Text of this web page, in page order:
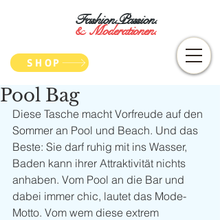
Fashion.Passion.
&Moderationen.
SHOP
Pool Bag
Diese Tasche macht Vorfreude auf den
Sommer an Pool und Beach. Und das
Beste: Sie darf ruhig mit ins Wasser,
Baden kann ihrer Attraktivität nichts
anhaben. Vom Pool an die Bar und
dabei immer chic, lautet das Mode-
Motto. Vom wem diese extrem